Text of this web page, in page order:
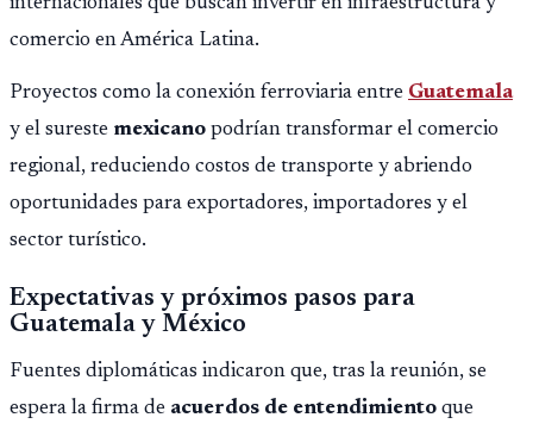
comercio en América Latina.
Proyectos como la conexión ferroviaria entre Guatemala
y el sureste mexicano podrían transformar el comercio
regional, reduciendo costos de transporte y abriendo
oportunidades para exportadores, importadores y el
sector turístico.
Expectativas y próximos pasos para
Guatemala y México
Fuentes diplomáticas indicaron que, tras la reunión, se
espera la firma de acuerdos de entendimiento que